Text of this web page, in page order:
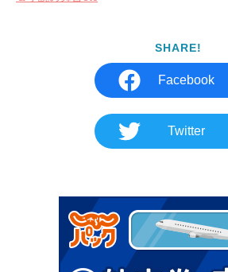
SHARE!
Facebook
Twitter